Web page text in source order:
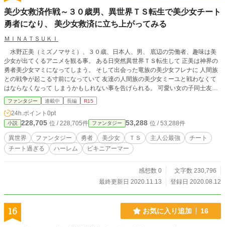
いシリーズになりそうなので、2部でいったん区切ります。3
部以降はそれぞれ独立した話にしていきます。 第１３回フ
美少女救済作戦～３０歳男、異世界ＴＳ転生で美少女チート
勇者になり、 美少女救済に立ち上がってみる
ＭＩＮＡＴＳＵＫＩ
水野正美（ミズノマサミ）、３０歳、日本人、男、 底辺の労働者、趣味は美
少女が出てくるアニメを観る事。 ある日突然異世界ＴＳ転生して 正美は神界の
勇者美少女マミになってしまう。 そして出会った竜族の美少女フレナに 人間族
との戦争が起こる寸前になっていて 友達の人間族の美少女ミーユと戦わなくて
はならなくなって しまうかもしれない事を告げられる。 可愛い女の子同士友達
同士で戦って不幸になる、 そんなのは嫌だ、という事で、マミは戦争を止めよ
うと…。 そして明らかになっていくマミの「とんでもない」能力とは…。 バト
ル、日常（？？）、美少女乱舞、 ハイパーヒロインファンタジー、出
撃…！！！！！。 （小説家になろう様、カクヨム様にも投稿させて頂いていま
す）
ファンタジー 連載中 長編 R15
24h.ポイント 0pt
小説 228,705 位 / 228,705件 ファンタジー 53,288 位 / 53,288件
異世界 ファンタジー 勇者 美少女 ＴＳ 主人公最強
チート
チート過ぎる
ハーレム ビキニアーマー
感想数 0
文字数 230,796
最終更新日 2020.11.13
登録日 2020.08.12
16 お気に入り追加 16